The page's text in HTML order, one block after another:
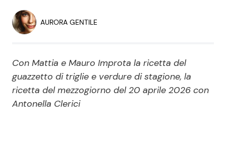
Economia
Persone Scomparse
Politica Reality e Talent
Soap Opera
AURORA GENTILE
Con Mattia e Mauro Improta la ricetta del
guazzetto di triglie e verdure di stagione, la
ricetta del mezzogiorno del 20 aprile 2026 con
Antonella Clerici